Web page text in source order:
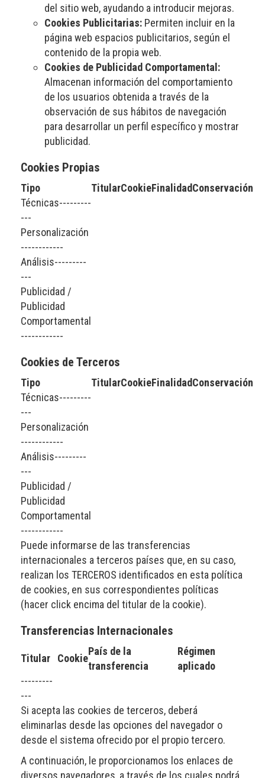
del sitio web, ayudando a introducir mejoras.
Cookies Publicitarias: Permiten incluir en la
página web espacios publicitarios, según el
contenido de la propia web.
Cookies de Publicidad Comportamental:
Almacenan información del comportamiento
de los usuarios obtenida a través de la
observación de sus hábitos de navegación
para desarrollar un perfil específico y mostrar
publicidad.
Cookies Propias
Tipo TitularCookieFinalidadConservación
Técnicas---------
---
Personalización
------------
Análisis---------
---
Publicidad /
Publicidad
Comportamental
------------
Cookies de Terceros
Tipo TitularCookieFinalidadConservación
Técnicas---------
---
Personalización
------------
Análisis---------
---
Publicidad /
Publicidad
Comportamental
------------
Puede informarse de las transferencias
internacionales a terceros países que, en su caso,
realizan los TERCEROS identificados en esta política
de cookies, en sus correspondientes políticas
(hacer click encima del titular de la cookie).
Transferencias Internacionales
Titular Cookie
País de la
transferencia
Régimen
aplicado
---------
---
Si acepta las cookies de terceros, deberá
eliminarlas desde las opciones del navegador o
desde el sistema ofrecido por el propio tercero.
A continuación, le proporcionamos los enlaces de
diversos navegadores, a través de los cuales podrá